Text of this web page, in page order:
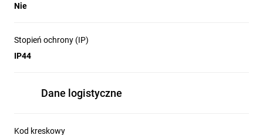
Nie
Stopień ochrony (IP)
IP44
Dane logistyczne
Kod kreskowy